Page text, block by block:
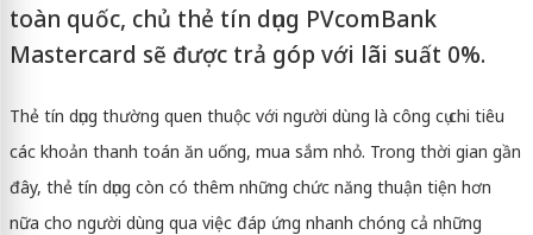
toàn quốc, chủ thẻ tín dụng PVcomBank
Mastercard sẽ được trả góp với lãi suất 0%.
Thẻ tín dụng thường quen thuộc với người dùng là công cụ chi tiêu
các khoản thanh toán ăn uống, mua sắm nhỏ. Trong thời gian gần
đây, thẻ tín dụng còn có thêm những chức năng thuận tiện hơn
nữa cho người dùng qua việc đáp ứng nhanh chóng cả những